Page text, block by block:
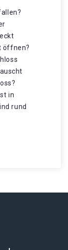
öffnen?
in
rund